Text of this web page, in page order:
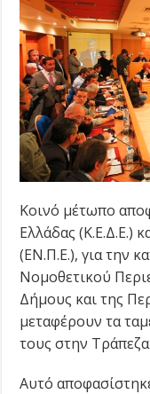
Κοινό μέτωπο
Ελλάδας (Κ.Ε.Δ.Ε.)
(ΕΝ.Π.Ε.), για την
Νομοθετικού
Δήμους και της
μεταφέρουν τα
τους στην
Αυτό